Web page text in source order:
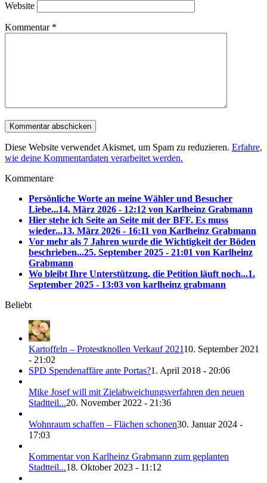
Website
Kommentar *
Diese Website verwendet Akismet, um Spam zu reduzieren. Erfahre,
wie deine Kommentardaten verarbeitet werden.
Kommentare
Persönliche Worte an meine Wähler und Besucher
Liebe...14. März 2026 - 12:12 von Karlheinz Grabmann
Hier stehe ich Seite an Seite mit der BFF. Es muss
wieder...13. März 2026 - 16:11 von Karlheinz Grabmann
Vor mehr als 7 Jahren wurde die Wichtigkeit der Böden
beschrieben...25. September 2025 - 21:01 von Karlheinz
Grabmann
Wo bleibt Ihre Unterstützung, die Petition läuft noch...1.
September 2025 - 13:03 von karlheinz grabmann
Beliebt
Kartoffeln – Protestknollen Verkauf 202110. September 2021
- 21:02
SPD Spendenaffäre ante Portas?1. April 2018 - 20:06
Mike Josef will mit Zielabweichungsverfahren den neuen
Stadtteil...20. November 2022 - 21:36
Wohnraum schaffen – Flächen schonen30. Januar 2024 -
17:03
Kommentar von Karlheinz Grabmann zum geplanten
Stadtteil...18. Oktober 2023 - 11:12